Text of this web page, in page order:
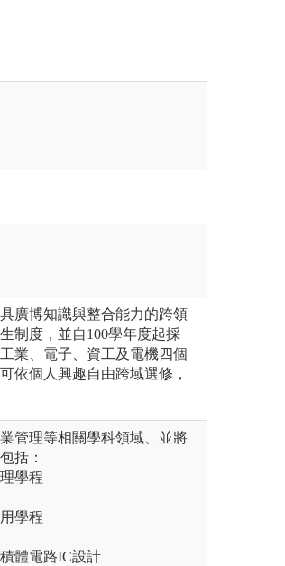
廣博知識與整合能力的跨領
制度，並自100學年度起採
業、電子、資工及電機四個
依個人興趣自由跨域選修，
管理等相關學科領域、並將
括：
學程
學程
體電路IC設計